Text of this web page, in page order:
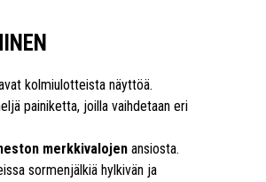
kolmiulotteista näyttöä.
painiketta, joilla vaihdetaan eri
merkkivalojenansiosta.
sormenjälkiä hylkivän ja